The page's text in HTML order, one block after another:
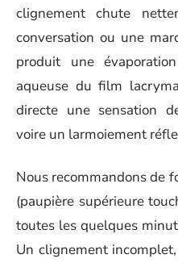
clignement chute
conversation ou une
produit une
aqueuse du film
directe une sensation
voire un larmoiement
Nous recommandons de
(paupière supérieure
toutes les quelques
Un clignement